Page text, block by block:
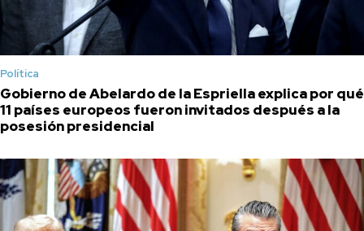
Política
Gobierno de Abelardo de la Espriella explica por qué
11 países europeos fueron invitados después a la
posesión presidencial